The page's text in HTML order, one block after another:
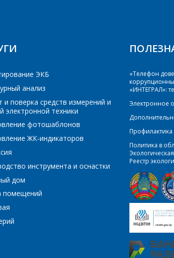
ЭКБ
анализ
и поверка средств измерений и
электронной техники
фотошаблонов
ЖК-индикаторов
инструмента и оснастки
дом
помещений
«Телефон
«ИНТЕГРАЛ»:
Электронное
Профилактика
Политика в
Реестр